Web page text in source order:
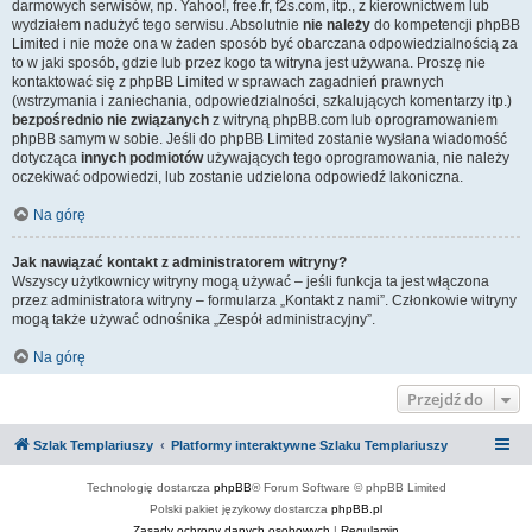
darmowych serwisów, np. Yahoo!, free.fr, f2s.com, itp., z kierownictwem lub
wydziałem nadużyć tego serwisu. Absolutnie nie należy do kompetencji phpBB
Limited i nie może ona w żaden sposób być obarczana odpowiedzialnością za
to w jaki sposób, gdzie lub przez kogo ta witryna jest używana. Proszę nie
kontaktować się z phpBB Limited w sprawach zagadnień prawnych
(wstrzymania i zaniechania, odpowiedzialności, szkalujących komentarzy itp.)
bezpośrednio nie związanych z witryną phpBB.com lub oprogramowaniem
phpBB samym w sobie. Jeśli do phpBB Limited zostanie wysłana wiadomość
dotycząca innych podmiotówużywających tego oprogramowania, nie należy
oczekiwać odpowiedzi, lub zostanie udzielona odpowiedź lakoniczna.
Na górę
Jak nawiązać kontakt z administratorem witryny?
Wszyscy użytkownicy witryny mogą używać – jeśli funkcja ta jest włączona
przez administratora witryny – formularza „Kontakt z nami”. Członkowie witryny
mogą także używać odnośnika „Zespół administracyjny”.
Na górę
Przejdź do
Szlak Templariuszy Platformy interaktywne Szlaku Templariuszy
Technologię dostarcza phpBB® Forum Software © phpBB Limited
Polski pakiet językowy dostarcza phpBB.pl